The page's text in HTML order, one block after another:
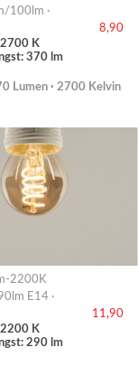
100lm ·
8,90
K
370 lm
Lumen · 2700 Kelvin
2200K
E14 ·
11,90
K
290 lm